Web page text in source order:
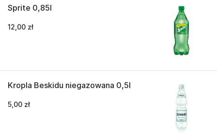
Sprite 0,85l
12,00 zł
Kropla Beskidu niegazowana 0,5l
5,00 zł